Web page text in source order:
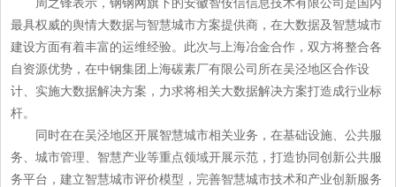
周之锋表示，钢钢网旗下的安徽智侒信信息技术有限公司是国内
最具权威的舆情大数据与智慧城市方案提供商，在大数据及智慧城市
建设方面有着丰富的运维经验。此次与上海冶金合作，双方将整合各
自资源优势，在中钢集团上海碳素厂有限公司所在吴泾地区合作设
计、实施大数据解决方案，力求将相关大数据解决方案打造成行业标
杆。
同时在在吴泾地区开展智慧城市相关业务，在基础设施、公共服
务、城市管理、智慧产业等重点领域开展示范，打造协同创新公共服
务平台，建立智慧城市评价模型，完善智慧城市技术和产业创新服务